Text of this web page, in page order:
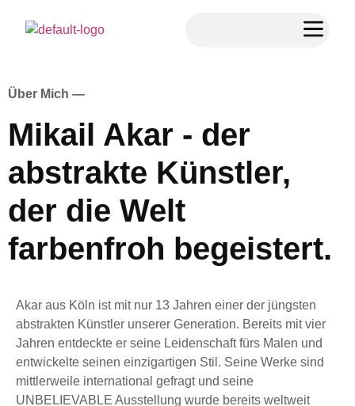
Über Mich —
Mikail Akar - der
abstrakte Künstler,
der die Welt
farbenfroh begeistert.
Akar aus Köln ist mit nur 13 Jahren einer der jüngsten
abstrakten Künstler unserer Generation. Bereits mit vier
Jahren entdeckte er seine Leidenschaft fürs Malen und
entwickelte seinen einzigartigen Stil. Seine Werke sind
mittlerweile international gefragt und seine
UNBELIEVABLE Ausstellung wurde bereits weltweit